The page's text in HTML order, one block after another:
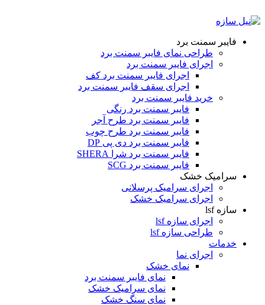
فایبر سمنت برد
طراحی نمای فایبر سمنت برد
اجرای فایبر سمنت برد
اجرای فایبر سمنت برد کف
اجرای سقف فایبر سمنت برد
خرید فایبر سمنت برد
فایبر سمنت برد رنگی
فایبر سمنت برد طرح آجر
فایبر سمنت برد طرح چوب
فایبر سمنت برد دی پی DP
فایبر سمنت برد شرا SHERA
فایبر سمنت برد SCG
سرامیک خشک
اجرای سرامیک پرسلانی
اجرای سرامیک خشک
سازه lsf
اجرای سازه lsf
طراحی سازه lsf
خدمات
اجرای نما
نمای خشک
نمای فایبر سمنت برد
نمای سرامیک خشک
نمای سنگ خشک